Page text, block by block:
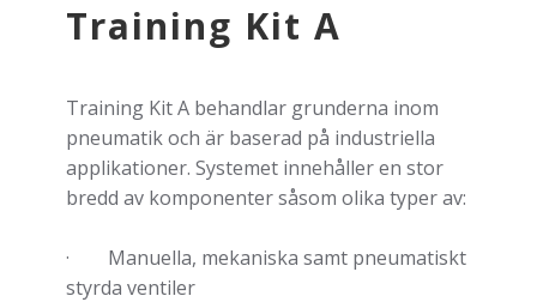
Training Kit A
Training Kit A behandlar grunderna inom
pneumatik och är baserad på industriella
applikationer. Systemet innehåller en stor
bredd av komponenter såsom olika typer av:
· Manuella, mekaniska samt pneumatiskt
styrda ventiler